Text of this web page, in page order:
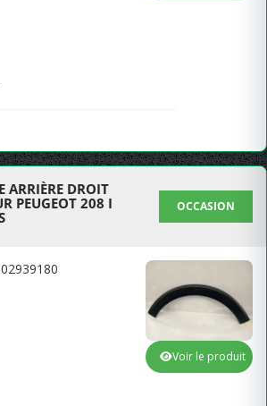
ARRIÈRE DROIT
PEUGEOT 208 I
OCCASION
Voir le produit